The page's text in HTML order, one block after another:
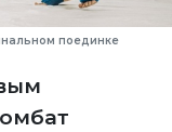
поединке